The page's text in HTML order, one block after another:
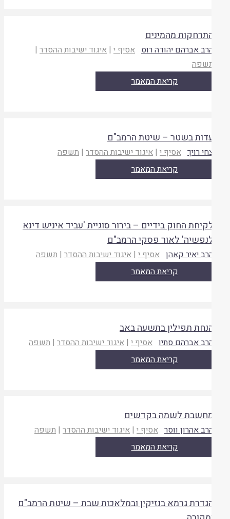
מהמינים
אברהם יהודה רוס אסיף י|איגוד ישיבות ההסדר|
קריאת המאמר
בשטר – שיטת הרמב"ם
רויך אסיף י|איגוד ישיבות ההסדר|תשפה
קריאת המאמר
החוק בידיים – בירור סוגיית 'עביד איניש דינא
לאור פסקי הרמב"ם
יאיר קאהן אסיף י|איגוד ישיבות ההסדר|תשפה
קריאת המאמר
תפילין בתשעה באב
אברהם סתיו אסיף י |איגוד ישיבות ההסדר|תשפה
קריאת המאמר
לשמה בקדשים
אהרון ווסר אסיף י|איגוד ישיבות ההסדר|תשפה
קריאת המאמר
גרמא בנזיקין ובמלאכות שבת – שיטת הרמב"ם